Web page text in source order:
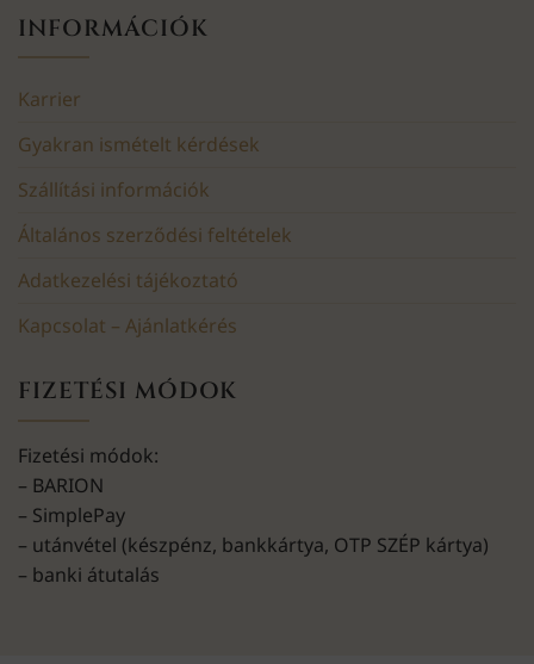
INFORMÁCIÓK
Karrier
Gyakran ismételt kérdések
Szállítási információk
Általános szerződési feltételek
Adatkezelési tájékoztató
Kapcsolat – Ajánlatkérés
FIZETÉSI MÓDOK
Fizetési módok:
– BARION
– SimplePay
– utánvétel (készpénz, bankkártya, OTP SZÉP kártya)
– banki átutalás